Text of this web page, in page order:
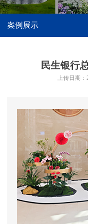
案例展示
民生银行
上传日期